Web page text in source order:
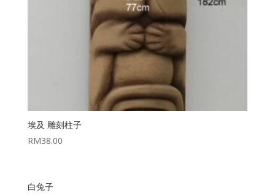
埃及 雕刻柱子
RM38.00
白兔子